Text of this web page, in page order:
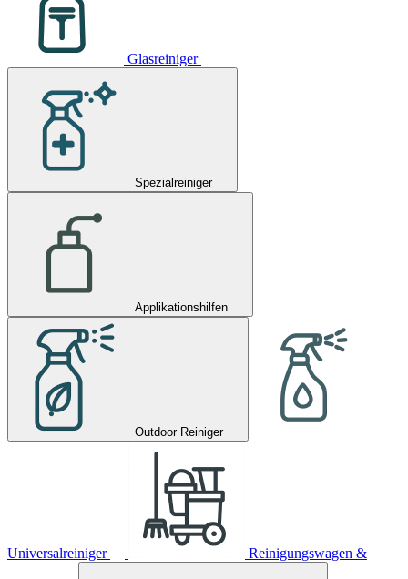
Glasreiniger
Spezialreiniger
Applikationshilfen
Outdoor Reiniger
Universalreiniger Reinigungswagen &